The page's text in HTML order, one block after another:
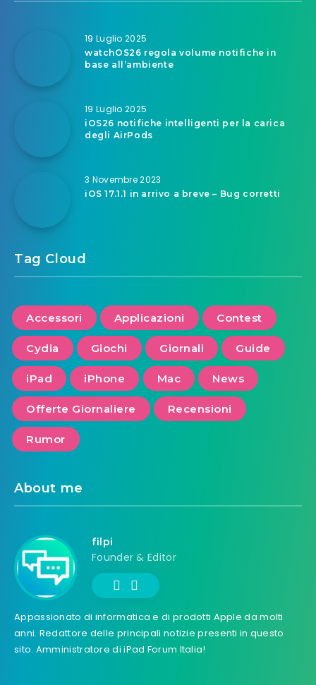
19 Luglio 2025
watchOS26 regola volume notifiche in
base all’ambiente
19 Luglio 2025
iOS26 notifiche intelligenti per la carica
degli AirPods
3 Novembre 2023
iOS 17.1.1 in arrivo a breve – Bug corretti
Tag Cloud
Accessori Applicazioni Contest
Cydia Giochi Giornali Guide
iPad iPhone Mac News
Offerte Giornaliere Recensioni
Rumor
About me
filpi
Founder & Editor
Appassionato di informatica e di prodotti Apple da molti
anni. Redattore delle principali notizie presenti in questo
sito. Amministratore di iPad Forum Italia!